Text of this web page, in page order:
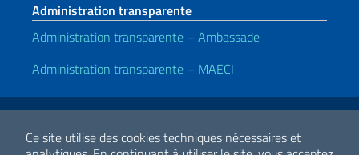
Ce site utilise des cookies techniques nécessaires et
Administration transparente
Administration transparente – Ambassade
Administration transparente – MAECI
Liens utiles